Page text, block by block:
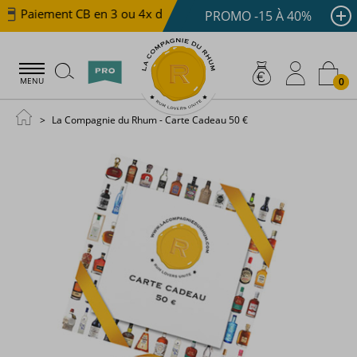
Paiement CB en 3 ou 4x dès 100 € Livraison offerte
PROMO -15 À 40%
MENU 0
La Compagnie du Rhum - Carte Cadeau 50 €